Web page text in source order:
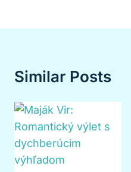
Similar Posts